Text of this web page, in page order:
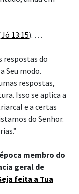
Jó 13:15). …
respostas do
Seu modo.
respostas,
Isso se aplica a
e a certas
do Senhor.
membro do
geral de
feita a Tua